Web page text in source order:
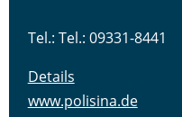
Tel.: Tel.: 09331-8441
Details
www.polisina.de